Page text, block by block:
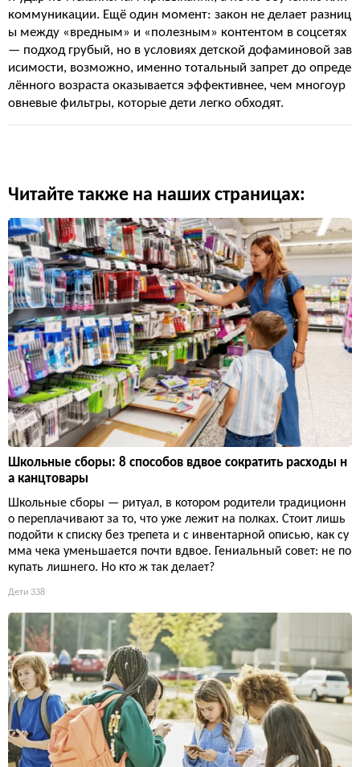
коммуникации. Ещё один момент: закон не делает разниц
ы между «вредным» и «полезным» контентом в соцсетях
— подход грубый, но в условиях детской дофаминовой зав
исимости, возможно, именно тотальный запрет до опреде
лённого возраста оказывается эффективнее, чем многоур
овневые фильтры, которые дети легко обходят.
Читайте также на наших страницах:
Школьные сборы: 8 способов вдвое сократить расходы н
а канцтовары
Школьные сборы — ритуал, в котором родители традиционн
о переплачивают за то, что уже лежит на полках. Стоит лишь
подойти к списку без трепета и с инвентарной описью, как су
мма чека уменьшается почти вдвое. Гениальный совет: не по
купать лишнего. Но кто ж так делает?
Дети 338